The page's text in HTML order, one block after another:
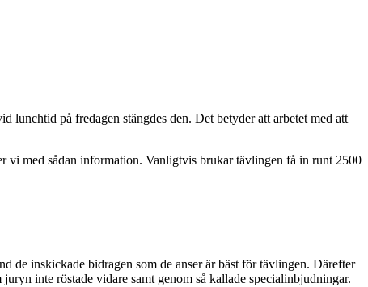
på fredagen stängdes den. Det betyder att arbetet med att
vi med sådan information. Vanligtvis brukar tävlingen få in runt 2500
de inskickade bidragen som de anser är bäst för tävlingen. Därefter
inte röstade vidare samt genom så kallade specialinbjudningar.